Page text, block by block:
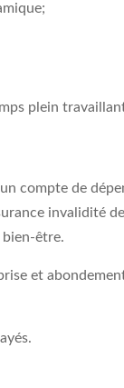
plein
compte de
invalidité
bien-être.
et